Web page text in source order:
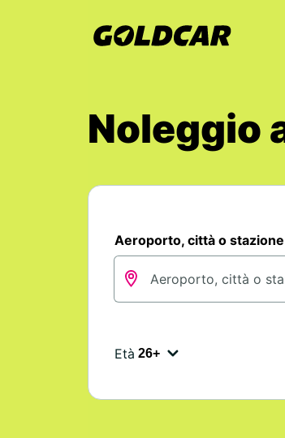
Noleggio
Aeroporto, città o stazione
Età